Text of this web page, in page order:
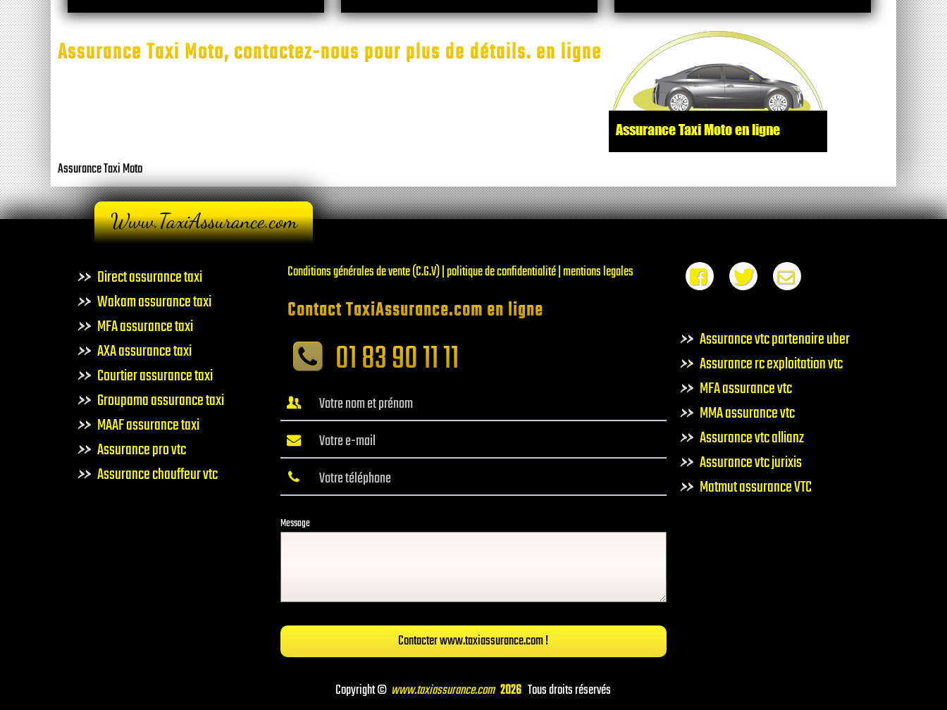
Assurance Taxi Moto, contactez-nous pour plus de détails. en ligne
Assurance Taxi Moto
Direct assurance taxi
Wakam assurance taxi
MFA assurance taxi
AXA assurance taxi
Courtier assurance taxi
Groupama assurance taxi
MAAF assurance taxi
Assurance pro vtc
Assurance chauffeur vtc
Conditions générales de vente (C.G.V) | politique de confidentialité | mentions legales
Contact TaxiAssurance.com en ligne
01 83 90 11 11
Message
Contacter www.taxiassurance.com !
Assurance vtc partenaire uber
Assurance rc exploitation vtc
MFA assurance vtc
MMA assurance vtc
Assurance vtc allianz
Assurance vtc jurixis
Matmut assurance VTC
Copyright © www.taxiassurance.com 2026 Tous droits réservés